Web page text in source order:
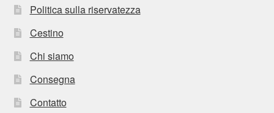
Politica sulla riservatezza
Cestino
Chi siamo
Consegna
Contatto